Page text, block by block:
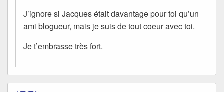
J’ignore si Jacques était davantage pour toi qu’un
ami blogueur, mais je suis de tout coeur avec toi.
Je t’embrasse très fort.